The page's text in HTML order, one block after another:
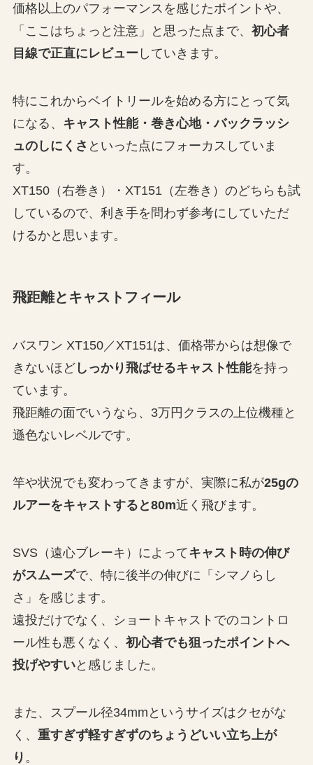
価格以上のパフォーマンスを感じたポイントや、
「ここはちょっと注意」と思った点まで、 初心者
目線で正直にレビュー していきます。
特にこれからベイトリールを始める方にとって気
になる、 キャスト性能・巻き心地・バックラッシ
ュのしにくさ といった点にフォーカスしていま
す。
XT150（右巻き）・XT151（左巻き）のどちらも試
しているので、利き手を問わず参考にしていただ
けるかと思います。
飛距離とキャストフィール
バスワン XT150／XT151は、価格帯からは想像で
きないほどしっかり飛ばせるキャスト性能を持っ
ています。
飛距離の面でいうなら、3万円クラスの上位機種と
遜色ないレベルです。
竿や状況でも変わってきますが、実際に私が25gの
ルアーをキャストすると80m近く飛びます。
SVS（遠心ブレーキ）によってキャスト時の伸び
がスムーズで、特に後半の伸びに「シマノらし
さ」を感じます。
遠投だけでなく、ショートキャストでのコントロ
ール性も悪くなく、 初心者でも狙ったポイントへ
投げやすいと感じました。
また、スプール径34mmというサイズはクセがな
く、 重すぎず軽すぎずのちょうどいい立ち上が
り 。